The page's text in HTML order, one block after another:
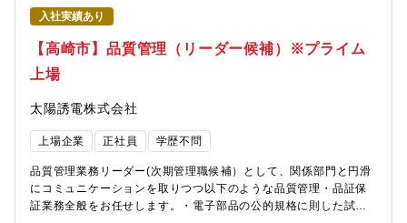
り、上記取り組み時期の前倒し、対応する業務の範疇も早めに広
げる場合もあり得ます。 なお、業務はチームで進めており、上
司や先輩社員のサポートを受けながら進められる体制を整えてい
ます。業務分担やフォロー体制もあるため、未経験の方でも安心
して取り組んでいただけます。なお、有給休暇やフレックスタイ
い・魅力】 本ポジションの魅力は、ものづくりの最終工程で
る点にあります。完成検査を通じて電気および機構両面の知識を
実に身につけることができます。 さらに経験を積むことで、不
具合の原因分析や是正対応、顧客対応、関係部門との調整などに
も関わるようになり、品質課題を解決するための論理的思考力や
※会社規定によります。【おすすめポイント】企業・市場ポジシ
ョン／事業の強み ? 特殊ガラス分野に特化した、世界有数のガラ
スメーカー ? 液晶ディスプレイ用ガラス基板で世界シェア約
20％、世界トップクラス ? ディスプレイ、自動車、医療、エネル
ギー、電子部品など幅広い産業分野に展開 ? 低炭素医薬用ガラス
素材・次世代技術（次世代電池向け材料など）の研究開発を継続
? 東証プライム市場上場の素材メーカー ? 長年にわたりグローバ
ル市場で事業を継続してきた安定した経営基盤■ 仕事のやりが
「ガラス」という基幹素材を軸に、最先端産業を支える仕事 ? 研
究開発から量産、顧客対応まで一貫して関われるポジションが多
い ? 世界初・業界初レベルの技術開発に関与できる機会がある ?
入社実績あり
【高崎市】品質管理（リーダー候補）※プライム
上場
太陽誘電株式会社
上場企業 正社員 学歴不問
品質管理業務リーダー(次期管理職候補）として、関係部門と円滑
にコミュニケーションを取りつつ以下のような品質管理・品証保
証業務全般をお任せします。・電子部品の公的規格に則した試験